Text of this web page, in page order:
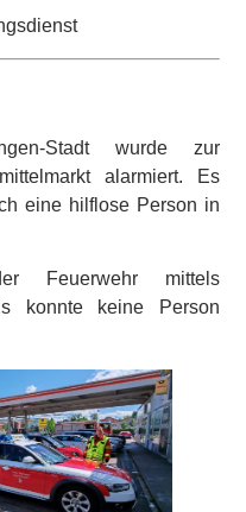
Stadt wurde zur
alarmiert. Es
eine hilflose Person in
Feuerwehr mittels
konnte keine Person